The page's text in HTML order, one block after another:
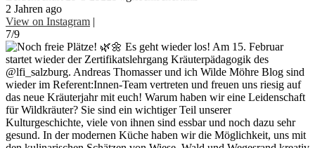
2 Jahren ago
View on Instagram |
7/9